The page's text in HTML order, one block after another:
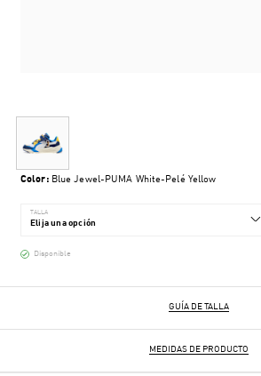
Color: Blue Jewel-PUMA White-Pelé Yellow
TALLA
Disponible
GUÍA DE TALLA
MEDIDAS DE PRODUCTO